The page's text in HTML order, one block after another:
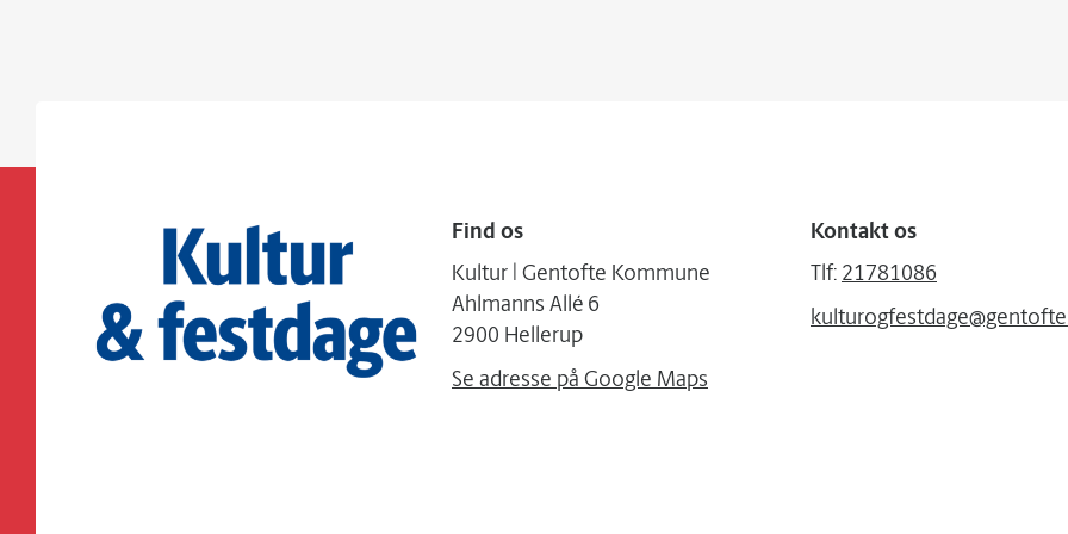
Find os
Kultur | Gentofte Kommune
Ahlmanns Allé 6
2900 Hellerup
Se adresse på Google Maps
Kontakt os
Tlf: 21781086